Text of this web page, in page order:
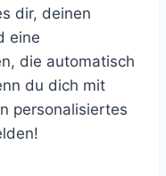
dir, deinen
eine
die automatisch
du dich mit
personalisiertes